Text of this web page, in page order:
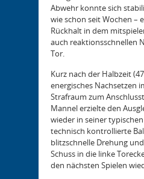
Abwehr konnte sich
wie schon seit Wochen –
Rückhalt in dem
auch reaktionsschnellen
Tor.
Kurz nach der Halbzeit
energisches Nachsetzen
Strafraum zum
Mannel erzielte den
wieder in seiner
technisch kontrollierte
blitzschnelle Drehung
Schuss in die linke
den nächsten Spielen